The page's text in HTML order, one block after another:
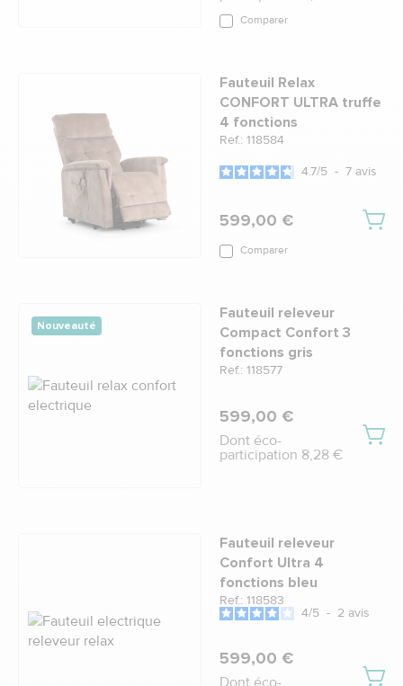
Comparer
Fauteuil Relax
CONFORT ULTRA truffe
4 fonctions
Ref.: 118584
4.7/5 - 7 avis
599,00 €
Comparer
Nouveauté
Fauteuil releveur
Compact Confort 3
fonctions gris
Ref.: 118577
599,00 €
Dont éco-
participation 8,28 €
Fauteuil releveur
Confort Ultra 4
fonctions bleu
Ref.: 118583
4/5 - 2 avis
599,00 €
Dont éco-